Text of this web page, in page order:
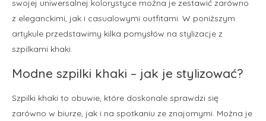
swojej uniwersalnej kolorystyce można je zestawić zarówno
z eleganckimi, jak i casualowymi outfitami. W poniższym
artykule przedstawimy kilka pomysłów na stylizacje z
szpilkami khaki.
Modne szpilki khaki – jak je stylizować?
Szpilki khaki to obuwie, które doskonale sprawdzi się
zarówno w biurze, jak i na spotkaniu ze znajomymi. Można je